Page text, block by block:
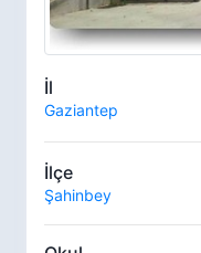
İl
Gaziantep
İlçe
Şahinbey